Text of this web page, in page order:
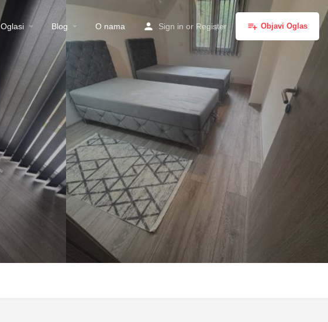
Oglasi Blog O nama Sign in or Register Objavi Oglas